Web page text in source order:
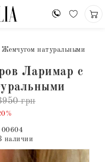
натуральными
Ларимар с
грн
00604
наличии